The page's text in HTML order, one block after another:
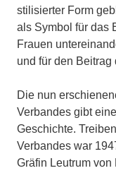
stilisierter Form
als Symbol für das
Frauen
und für den Beitrag
Die nun
Verbandes gibt
Geschichte.
Verbandes war
Gräfin Leutrum